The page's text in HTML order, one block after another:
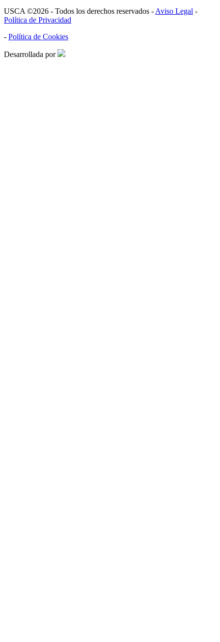
USCA ©2026 - Todos los derechos reservados - Aviso Legal -
Política de Privacidad
- Política de Cookies
Desarrollada por